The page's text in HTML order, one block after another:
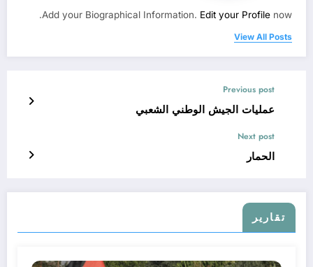
Add your Biographical Information. Edit your Profile now.
View All Posts
Previous post
عمليات الجيش الوطني الشعبي
Next post
الحمار
تقارير